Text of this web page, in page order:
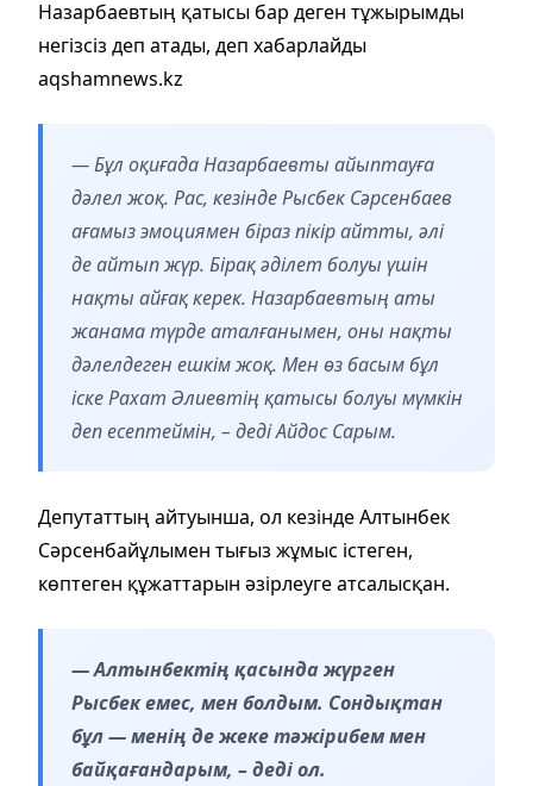
Назарбаевтың қатысы бар деген тұжырымды
негізсіз деп атады, деп хабарлайды
aqshamnews.kz
— Бұл оқиғада Назарбаевты айыптауға
дәлел жоқ. Рас, кезінде Рысбек Сәрсенбаев
ағамыз эмоциямен біраз пікір айтты, әлі
де айтып жүр. Бірақ әділет болуы үшін
нақты айғақ керек. Назарбаевтың аты
жанама түрде аталғанымен, оны нақты
дәлелдеген ешкім жоқ. Мен өз басым бұл
іске Рахат Әлиевтің қатысы болуы мүмкін
деп есептеймін, – деді Айдос Сарым.
Депутаттың айтуынша, ол кезінде Алтынбек
Сәрсенбайұлымен тығыз жұмыс істеген,
көптеген құжаттарын әзірлеуге атсалысқан.
— Алтынбектің қасында жүрген
Рысбек емес, мен болдым. Сондықтан
бұл — менің де жеке тәжірибем мен
байқағандарым, – деді ол.